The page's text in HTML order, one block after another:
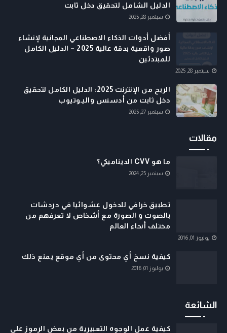
الدليل الشامل لتحقيق دخل ثابت
سبتمبر 28, 2025
أفضل أدوات الذكاء الاصطناعي المجانية لإنشاء
صور واقعية بدقة عالية 2025 – الدليل الكامل
للمبتدئين
سبتمبر 28, 2025
الربح من الإنترنت 2025: الدليل الكامل لتحقيق
دخل ثابت من أدسنس واليـوتيوب
سبتمبر 27, 2025
مقالات
ما هو CVV الديناميكي؟
سبتمبر 25, 2024
تطبيق خرافي للدخول عشوائيا في دردشات
بالصوت و الصورة مع أشخاص لا تعرفهم من
مختلف أنحاء العالم
يوليوز 01, 2016
كيفية نسخ أي محتوى من أي موقع يمنع ذلك
يوليوز 01, 2016
الشائعة
كيفية عمل الوجوه التعبيرية من بعض الرموز على